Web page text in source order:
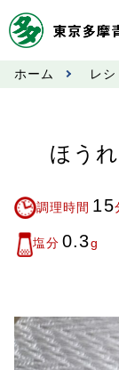
お知らせ
市況情報
奨励金受託手数
営業日カレンダ
ホーム レ
ほう
調理時間 15
塩分 0.3g